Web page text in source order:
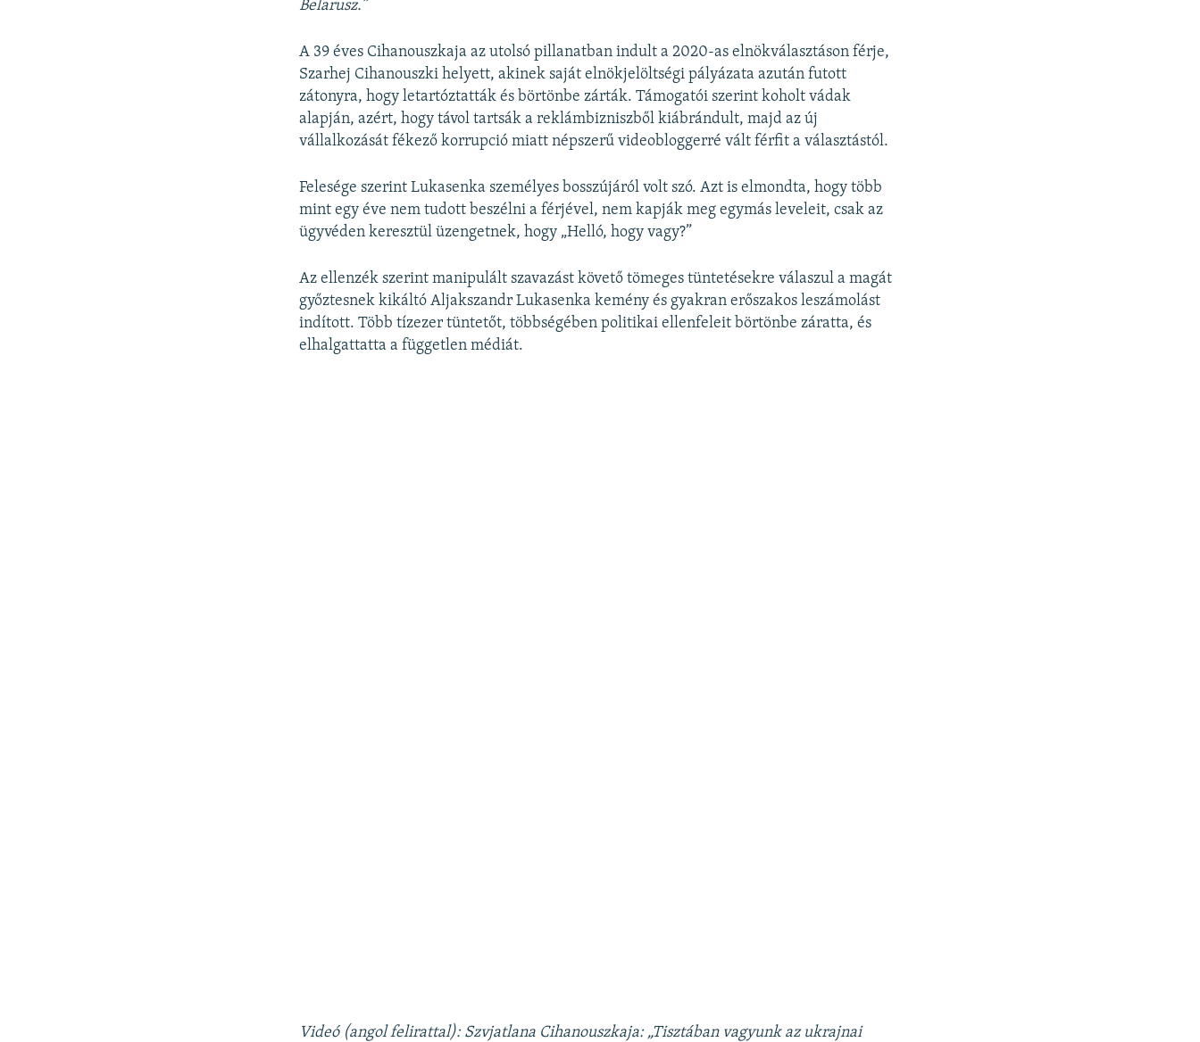
Belarusz.”
A 39 éves Cihanouszkaja az utolsó pillanatban indult a 2020-as elnökválasztáson férje,
Szarhej Cihanouszki helyett, akinek saját elnökjelöltségi pályázata azután futott
zátonyra, hogy letartóztatták és börtönbe zárták. Támogatói szerint koholt vádak
alapján, azért, hogy távol tartsák a reklámbizniszből kiábrándult, majd az új
vállalkozását fékező korrupció miatt népszerű videobloggerré vált férfit a választástól.
Felesége szerint Lukasenka személyes bosszújáról volt szó. Azt is elmondta, hogy több
mint egy éve nem tudott beszélni a férjével, nem kapják meg egymás leveleit, csak az
ügyvéden keresztül üzengetnek, hogy „Helló, hogy vagy?”
Az ellenzék szerint manipulált szavazást követő tömeges tüntetésekre válaszul a magát
győztesnek kikáltó Aljakszandr Lukasenka kemény és gyakran erőszakos leszámolást
indított. Több tízezer tüntetőt, többségében politikai ellenfeleit börtönbe záratta, és
elhalgattatta a független médiát.
Videó (angol felirattal): Szvjatlana Cihanouszkaja: „Tisztában vagyunk az ukrajnai